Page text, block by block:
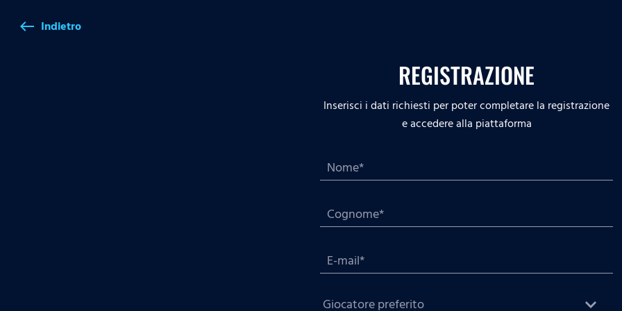
west Indietro
REGISTRAZIONE
Inserisci i dati richiesti per poter completare la registrazione
e accedere alla piattaforma